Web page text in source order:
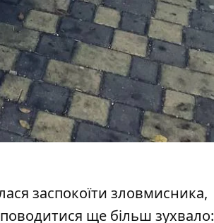
заспокоїти зловмисника,
ще більш зухвало: